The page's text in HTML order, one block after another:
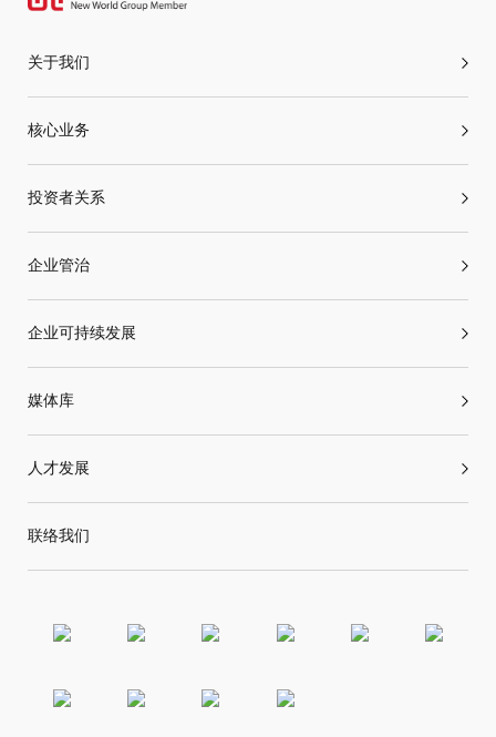
关于我们
核心业务
投资者关系
企业管治
企业可持续发展
媒体库
人才发展
联络我们